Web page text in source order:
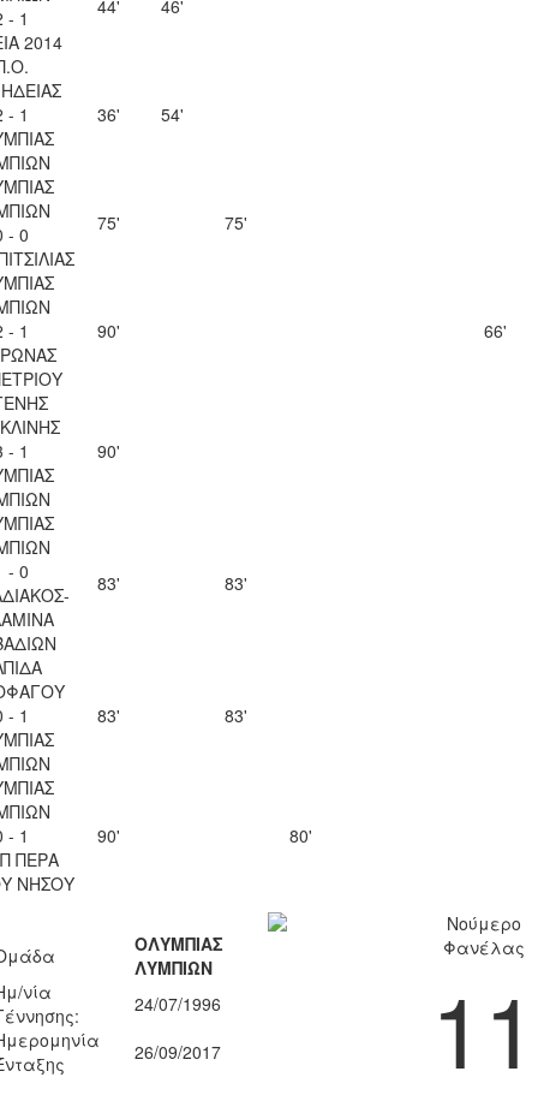
- 1
2014
44' 46'
- 1
36' 54'
- 0
75' 75'
- 1
90' 66'
- 1
90'
- 0
83' 83'
- 1
83' 83'
- 1
ΠΕΡΑ
ΝΗΣΟΥ
90' 80'
ΟΛΥΜΠΙΑΣ
ΛΥΜΠΙΩΝ
νία
24/07/1996
26/09/2017
Νούμερο
Φανέλας
11